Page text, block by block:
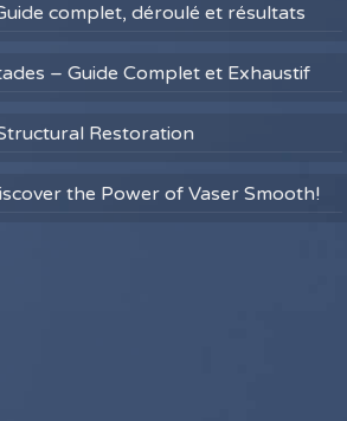
complet, déroulé et résultats
– Guide Complet et Exhaustif
Restoration
the Power of Vaser Smooth!